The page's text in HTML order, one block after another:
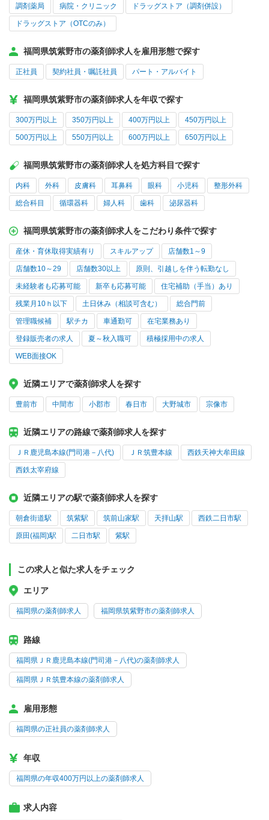
調剤薬局 病院・クリニック ドラッグストア（調剤併設）
ドラッグストア（OTCのみ）
福岡県筑紫野市の薬剤師求人を雇用形態で探す
正社員 契約社員・嘱託社員 パート・アルバイト
福岡県筑紫野市の薬剤師求人を年収で探す
300万円以上 350万円以上 400万円以上 450万円以上
500万円以上 550万円以上 600万円以上 650万円以上
福岡県筑紫野市の薬剤師求人を処方科目で探す
内科 外科 皮膚科 耳鼻科 眼科 小児科 整形外科
総合科目 循環器科 婦人科 歯科 泌尿器科
福岡県筑紫野市の薬剤師求人をこだわり条件で探す
産休・育休取得実績有り スキルアップ 店舗数1～9
店舗数10～29 店舗数30以上 原則、引越しを伴う転勤なし
未経験者も応募可能 新卒も応募可能 住宅補助（手当）あり
残業月10ｈ以下 土日休み（相談可含む） 総合門前
管理職候補 駅チカ 車通勤可 在宅業務あり
登録販売者の求人 夏～秋入職可 積極採用中の求人
WEB面接OK
近隣エリアで薬剤師求人を探す
豊前市 中間市 小郡市 春日市 大野城市 宗像市
近隣エリアの路線で薬剤師求人を探す
ＪＲ鹿児島本線(門司港－八代) ＪＲ筑豊本線 西鉄天神大牟田線
西鉄太宰府線
近隣エリアの駅で薬剤師求人を探す
朝倉街道駅 筑紫駅 筑前山家駅 天拝山駅 西鉄二日市駅
原田(福岡)駅 二日市駅 紫駅
この求人と似た求人をチェック
エリア
福岡県の薬剤師求人 福岡県筑紫野市の薬剤師求人
路線
福岡県ＪＲ鹿児島本線(門司港－八代)の薬剤師求人
福岡県ＪＲ筑豊本線の薬剤師求人
雇用形態
福岡県の正社員の薬剤師求人
年収
福岡県の年収400万円以上の薬剤師求人
求人内容